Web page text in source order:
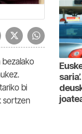
bezalako
bi
sortzen